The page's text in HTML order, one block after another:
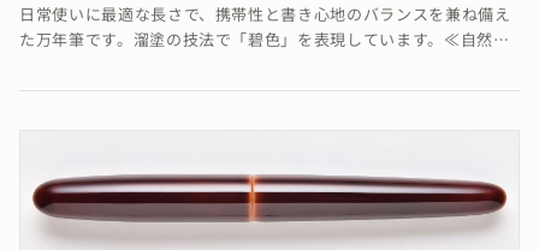
日常使いに最適な長さで、携帯性と書き心地のバランスを兼ね備え
た万年筆です。溜塗の技法で「碧色」を表現しています。≪自然素
がございます≫